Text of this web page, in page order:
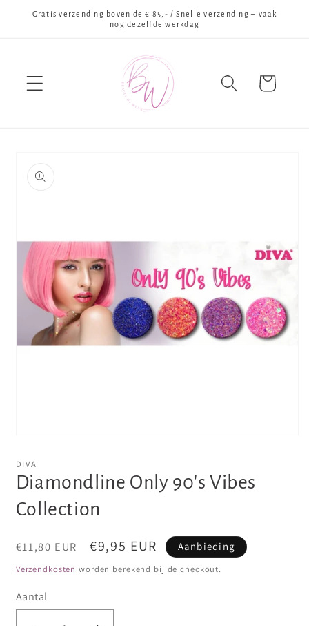
naar de
Gratis verzending boven de € 85,- / Snelle verzending – vaak
nog dezelfde werkdag
Winkelwagen
openen
in
modaal
DIVA
Diamondline Only 90's Vibes
Collection
Normale
prijs
€11,80 EUR Aanbiedingsprijs
€9,95 EUR Aanbieding
Verzendkosten worden berekend bij de checkout.
Aantal